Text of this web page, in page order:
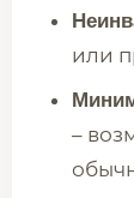
или
–